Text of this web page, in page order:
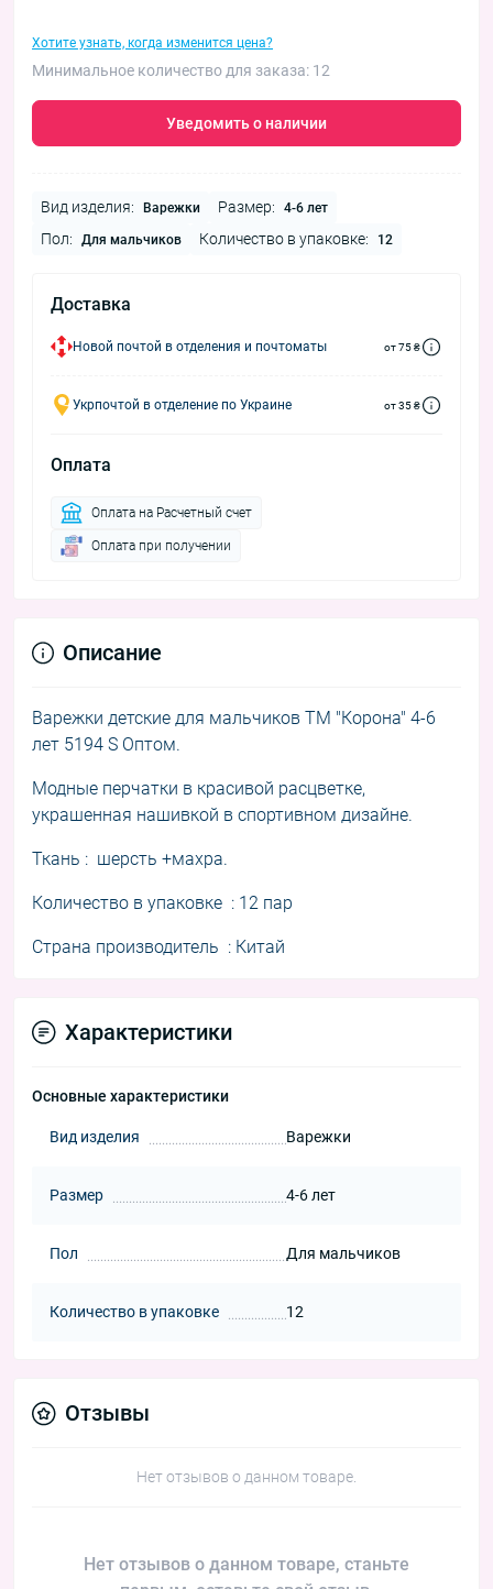
Хотите узнать, когда изменится цена?
Минимальное количество для заказа: 12
Уведомить о наличии
Вид изделия: Варежки Размер: 4-6 лет
Пол: Для мальчиков Количество в упаковке: 12
Доставка
Новой почтой в отделения и почтоматы от 75 ₴
Укрпочтой в отделение по Украине от 35 ₴
Оплата
Оплата на Расчетный счет
Оплата при получении
Описание
Варежки детские для мальчиков ТМ "Корона" 4-6
лет 5194 S Оптом.
Модные перчатки в красивой расцветке,
украшенная нашивкой в спортивном дизайне.
Ткань : шерсть +махра.
Количество в упаковке : 12 пар
Страна производитель : Китай
Характеристики
Основные характеристики
Вид изделия Варежки
Размер 4-6 лет
Пол Для мальчиков
Количество в упаковке 12
Отзывы
Нет отзывов о данном товаре.
Нет отзывов о данном товаре, станьте